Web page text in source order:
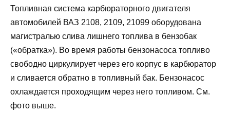
Топливная система карбюраторного двигателя
автомобилей ВАЗ 2108, 2109, 21099 оборудована
магистралью слива лишнего топлива в бензобак
(«обратка»). Во время работы бензонасоса топливо
свободно циркулирует через его корпус в карбюратор
и сливается обратно в топливный бак. Бензонасос
охлаждается проходящим через него топливом. См.
фото выше.